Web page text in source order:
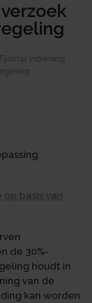
indiening
basis van
de 30%-
houdt in
van de
kan worden